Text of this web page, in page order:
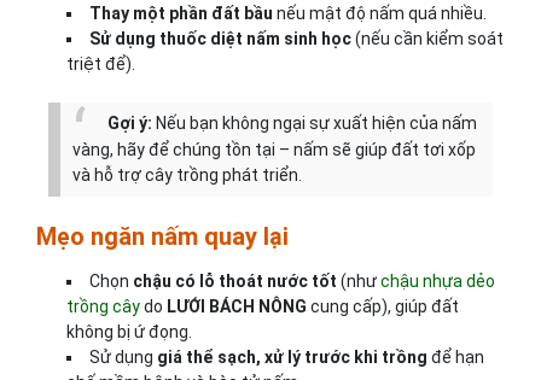
Thay một phần đất bầu nếu mật độ nấm quá nhiều.
Sử dụng thuốc diệt nấm sinh học(nếu cần kiểm soát
triệt để).
Gợi ý: Nếu bạn không ngại sự xuất hiện của nấm
vàng, hãy để chúng tồn tại – nấm sẽ giúp đất tơi xốp
và hỗ trợ cây trồng phát triển.
Mẹo ngăn nấm quay lại
Chọn chậu có lỗ thoát nước tốt (nhưchậu nhựa dẻo
trồng câydo LƯỚI BÁCH NÔNG cung cấp), giúp đất
không bị ứ đọng.
Sử dụng giá thể sạch, xử lý trước khi trồng để hạn